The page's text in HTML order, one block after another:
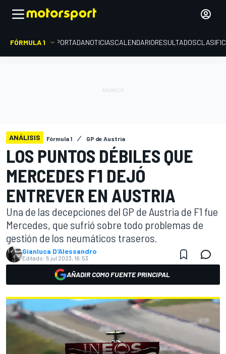
FÓRMULA 1 PORTADANOTICIASCALENDARIORESULTADOS
ANÁLISIS Fórmula 1 GP de Austria
LOS PUNTOS DÉBILES QUE
MERCEDES F1 DEJÓ
ENTREVER EN AUSTRIA
Una de las decepciones del GP de Austria de F1 fue
Mercedes, que sufrió sobre todo problemas de
gestión de los neumáticos traseros.
Gianluca D'Alessandro
Editado: 5 jul 2023, 16:53
AÑADIR COMO FUENTE PRINCIPAL